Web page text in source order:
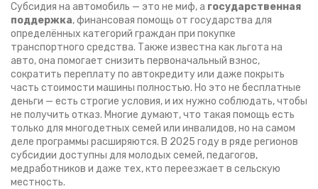
Субсидия на автомобиль — это не миф, а государственная
поддержка,финансовая помощь от государства для
определённых категорий граждан при покупке
транспортного средства. Также известна какльгота на
авто, она помогает снизить первоначальный взнос,
сократить переплату по автокредиту или даже покрыть
часть стоимости машины полностью. Но это не бесплатные
деньги — есть строгие условия, и их нужно соблюдать, чтобы
не получить отказ. Многие думают, что такая помощь есть
только для многодетных семей или инвалидов, но на самом
деле программы расширяются. В 2025 году в ряде регионов
субсидии доступны для молодых семей, педагогов,
медработников и даже тех, кто переезжает в сельскую
местность.